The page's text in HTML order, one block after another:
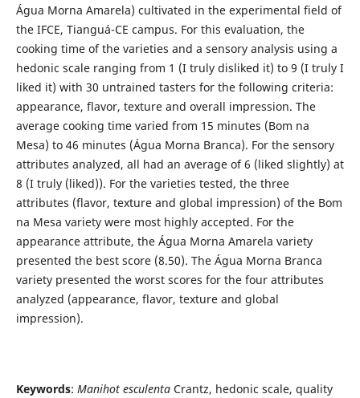
Água Morna Amarela) cultivated in the experimental field of
the IFCE, Tianguá-CE campus. For this evaluation, the
cooking time of the varieties and a sensory analysis using a
hedonic scale ranging from 1 (I truly disliked it) to 9 (I truly I
liked it) with 30 untrained tasters for the following criteria:
appearance, flavor, texture and overall impression. The
average cooking time varied from 15 minutes (Bom na
Mesa) to 46 minutes (Água Morna Branca). For the sensory
attributes analyzed, all had an average of 6 (liked slightly) at
8 (I truly (liked)). For the varieties tested, the three
attributes (flavor, texture and global impression) of the Bom
na Mesa variety were most highly accepted. For the
appearance attribute, the Água Morna Amarela variety
presented the best score (8.50). The Água Morna Branca
variety presented the worst scores for the four attributes
analyzed (appearance, flavor, texture and global
impression).
Keywords: Manihot esculentaCrantz, hedonic scale, quality